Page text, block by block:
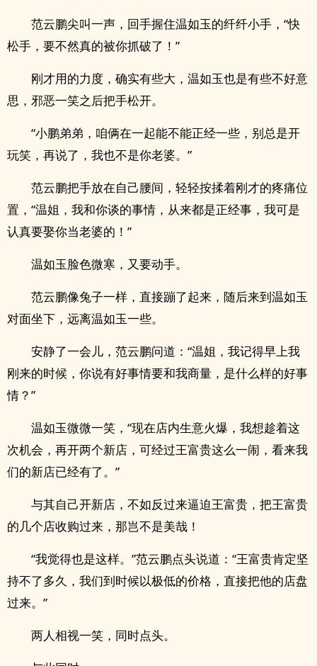
范云鹏尖叫一声，回手握住温如玉的纤纤小手，“快
松手，要不然真的被你抓破了！”
刚才用的力度，确实有些大，温如玉也是有些不好意
思，邪恶一笑之后把手松开。
“小鹏弟弟，咱俩在一起能不能正经一些，别总是开
玩笑，再说了，我也不是你老婆。”
范云鹏把手放在自己腰间，轻轻按揉着刚才的疼痛位
置，“温姐，我和你谈的事情，从来都是正经事，我可是
认真要娶你当老婆的！”
温如玉脸色微寒，又要动手。
范云鹏像兔子一样，直接蹦了起来，随后来到温如玉
对面坐下，远离温如玉一些。
安静了一会儿，范云鹏问道：“温姐，我记得早上我
刚来的时候，你说有好事情要和我商量，是什么样的好事
情？”
温如玉微微一笑，“现在店内生意火爆，我想趁着这
次机会，再开两个新店，可经过王富贵这么一闹，看来我
们的新店已经有了。”
与其自己开新店，不如反过来逼迫王富贵，把王富贵
的几个店收购过来，那岂不是美哉！
“我觉得也是这样。”范云鹏点头说道：“王富贵肯定坚
持不了多久，我们到时候以极低的价格，直接把他的店盘
过来。”
两人相视一笑，同时点头。